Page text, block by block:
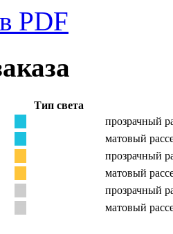
PDF
Тип света
прозрачный
матовый
прозрачный
матовый
прозрачный
матовый